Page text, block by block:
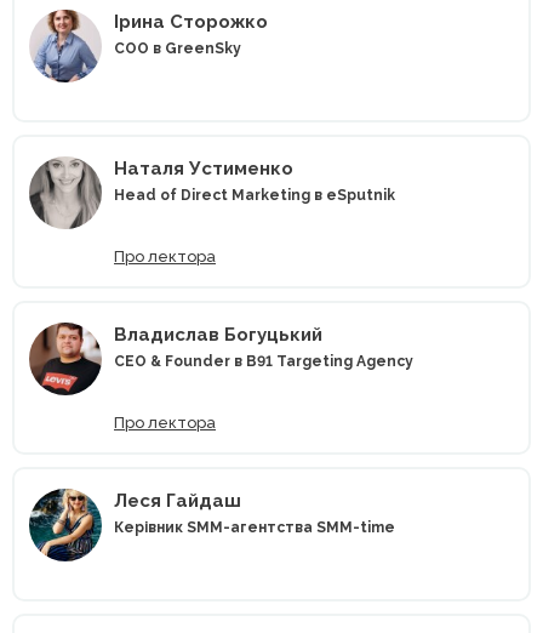
Ірина Сторожко
COO в GreenSky
Наталя Устименко
Head of Direct Marketing в eSputnik
Про лектора
Владислав Богуцький
CEO & Founder в B91 Targeting Agency
Про лектора
Леся Гайдаш
Керівник SMM-агентства SMM-time